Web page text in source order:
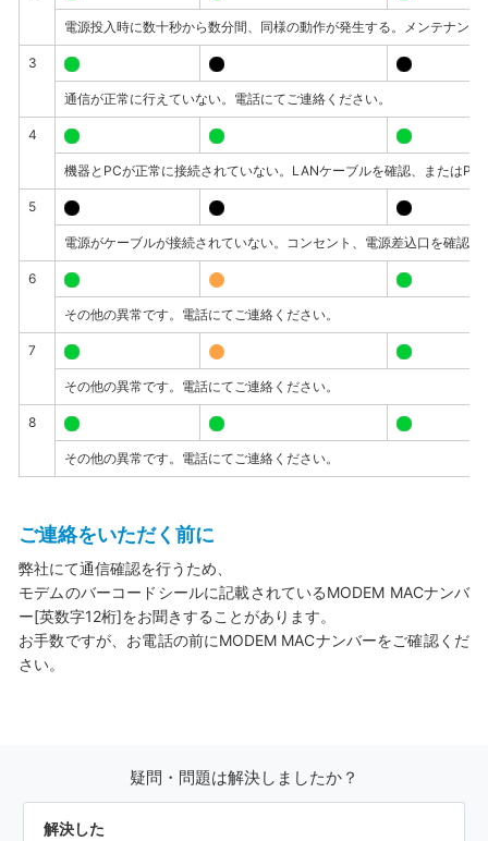
電源投入時に数十秒から数分間、同様の動作が発生する。メンテナン
3
通信が正常に行えていない。電話にてご連絡ください。
4
機器とPCが正常に接続されていない。LANケーブルを確認、または
5
電源がケーブルが接続されていない。コンセント、電源差込口を確認
6
その他の異常です。電話にてご連絡ください。
7
その他の異常です。電話にてご連絡ください。
8
その他の異常です。電話にてご連絡ください。
ご連絡をいただく前に
弊社にて通信確認を行うため、
モデムのバーコードシールに記載されているMODEM MACナンバ
ー[英数字12桁]をお聞きすることがあります。
お手数ですが、お電話の前にMODEM MACナンバーをご確認くだ
さい。
疑問・問題は解決しましたか？
解決した